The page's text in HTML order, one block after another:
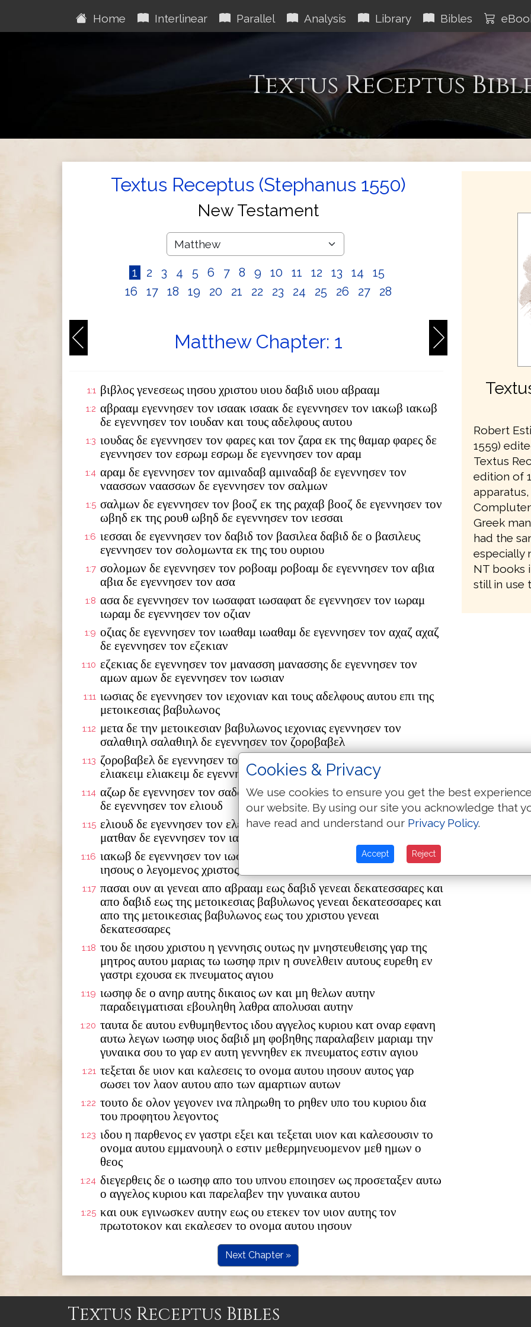
Home Interlinear Parallel Analysis Library Bibles
Textus Receptus
Textus Receptus (Stephanus 1550)
New Testament
1 2 3 4 5 6 7 8 9 10 11 12 13 14
15
16
17 18 19 20 21 22 23 24 25 26 27 28
Matthew Chapter: 1
1:1 βιβλος γενεσεως ιησου χριστου υιου δαβιδ υιου αβρααμ
1:2 αβρααμ εγεννησεν τον ισαακ ισαακ δε εγεννησεν τον ιακωβ ιακωβ
δε εγεννησεν τον ιουδαν και τους αδελφους αυτου
1:3 ιουδας δε εγεννησεν τον φαρες και τον ζαρα εκ της θαμαρ φαρες δε
εγεννησεν τον εσρωμ εσρωμ δε εγεννησεν τον αραμ
1:4 αραμ δε εγεννησεν τον αμιναδαβ αμιναδαβ δε εγεννησεν τον
ναασσων ναασσων δε εγεννησεν τον σαλμων
1:5 σαλμων δε εγεννησεν τον βοοζ εκ της ραχαβ βοοζ δε εγεννησεν τον
ωβηδ εκ της ρουθ ωβηδ δε εγεννησεν τον ιεσσαι
1:6 ιεσσαι δε εγεννησεν τον δαβιδ τον βασιλεα δαβιδ δε ο βασιλευς
εγεννησεν τον σολομωντα εκ της του ουριου
1:7 σολομων δε εγεννησεν τον ροβοαμ ροβοαμ δε εγεννησεν τον αβια
αβια δε εγεννησεν τον ασα
1:8 ασα δε εγεννησεν τον ιωσαφατ ιωσαφατ δε εγεννησεν τον ιωραμ
ιωραμ δε εγεννησεν τον οζιαν
1:9 οζιας δε εγεννησεν τον ιωαθαμ ιωαθαμ δε εγεννησεν τον αχαζ αχαζ
δε εγεννησεν τον εζεκιαν
1:10 εζεκιας δε εγεννησεν τον μανασση μανασσης δε εγεννησεν τον
αμων αμων δε εγεννησεν τον ιωσιαν
1:11 ιωσιας δε εγεννησεν τον ιεχονιαν και τους αδελφους αυτου επι της
μετοικεσιας βαβυλωνος
1:12 μετα δε την μετοικεσιαν βαβυλωνος ιεχονιας εγεννησεν τον
σαλαθιηλ σαλαθιηλ δε εγεννησεν τον ζοροβαβελ
1:13 ζοροβαβελ δε εγεννησεν τον αβιουδ αβιουδ δε εγεννησεν τον
ελιακειμ ελιακειμ δε εγεννησεν τον αζωρ
1:14 αζωρ δε εγεννησεν τον σαδωκ σαδωκ δε εγεννησεν τον αχειμ αχειμ
δε εγεννησεν τον ελιουδ
1:15 ελιουδ δε εγεννησεν τον ελεαζαρ ελεαζαρ δε εγεννησεν τον ματθαν
ματθαν δε εγεννησεν τον ιακωβ
1:16 ιακωβ δε εγεννησεν τον ιωσηφ τον ανδρα μαριας εξ ης εγεννηθη
ιησους ο λεγομενος χριστος
1:17 πασαι ουν αι γενεαι απο αβρααμ εως δαβιδ γενεαι δεκατεσσαρες και
απο δαβιδ εως της μετοικεσιας βαβυλωνος γενεαι δεκατεσσαρες και
απο της μετοικεσιας βαβυλωνος εως του χριστου γενεαι
δεκατεσσαρες
1:18 του δε ιησου χριστου η γεννησις ουτως ην μνηστευθεισης γαρ της
μητρος αυτου μαριας τω ιωσηφ πριν η συνελθειν αυτους ευρεθη εν
γαστρι εχουσα εκ πνευματος αγιου
1:19 ιωσηφ δε ο ανηρ αυτης δικαιος ων και μη θελων αυτην
παραδειγματισαι εβουληθη λαθρα απολυσαι αυτην
1:20 ταυτα δε αυτου ενθυμηθεντος ιδου αγγελος κυριου κατ οναρ εφανη
αυτω λεγων ιωσηφ υιος δαβιδ μη φοβηθης παραλαβειν μαριαμ την
γυναικα σου το γαρ εν αυτη γεννηθεν εκ πνευματος εστιν αγιου
1:21 τεξεται δε υιον και καλεσεις το ονομα αυτου ιησουν αυτος γαρ
σωσει τον λαον αυτου απο των αμαρτιων αυτων
1:22 τουτο δε ολον γεγονεν ινα πληρωθη το ρηθεν υπο του κυριου δια
του προφητου λεγοντος
1:23 ιδου η παρθενος εν γαστρι εξει και τεξεται υιον και καλεσουσιν το
ονομα αυτου εμμανουηλ ο εστιν μεθερμηνευομενον μεθ ημων ο
θεος
1:24 διεγερθεις δε ο ιωσηφ απο του υπνου εποιησεν ως προσεταξεν αυτω
ο αγγελος κυριου και παρελαβεν την γυναικα αυτου
1:25 και ουκ εγινωσκεν αυτην εως ου ετεκεν τον υιον αυτης τον
πρωτοτοκον και εκαλεσεν το ονομα αυτου ιησουν
Next Chapter »
Robert
1559)
Textus
edition of
Greek
had the
especially
NT books
still in use
Textus Receptus Bibles
Cookies & Privacy
We use cookies to ensure you get the best
our website. By using our site you acknowledge that
have read and understand our Privacy Policy.
Accept Reject